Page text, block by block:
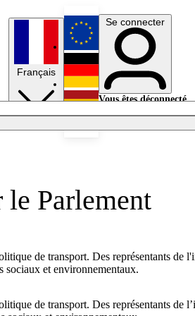
Français
English
Deutsch
Se connecter
Vous êtes déconnecté.
Parlement
de transport. Des représentants de
sociaux et environnementaux.
de transport. Des représentants de